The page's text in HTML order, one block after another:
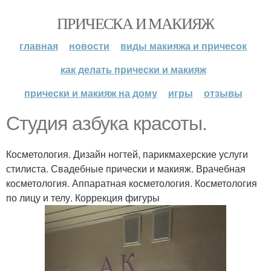
ПРИЧЕСКА И МАКИЯЖ
главная новости
виды макияжа и причесок
как делать прически и макияж
прически и макияж на дому
игры отзывы
Студия азбука красоты.
Косметология. Дизайн ногтей, парикмахерские услуги
стилиста. Свадебные прически и макияж. Врачебная
косметология. Аппаратная косметология. Косметология
по лицу и телу. Коррекция фигуры